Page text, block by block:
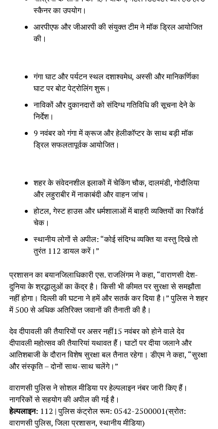
स्कैनर का उपयोग।
आरपीएफ और जीआरपी की संयुक्त टीम ने मॉक ड्रिल आयोजित
की।
गंगा घाट और पर्यटन स्थल दशाश्वमेध, अस्सी और मानिकर्णिका
घाट पर बोट पेट्रोलिंग शुरू।
नाविकों और दुकानदारों को संदिग्ध गतिविधि की सूचना देने के
निर्देश।
9 नवंबर को गंगा में क्रूज और हेलीकॉप्टर के साथ बड़ी मॉक
ड्रिल सफलतापूर्वक आयोजित।
शहर के संवेदनशील इलाकों में चेकिंग चौक, दालमंडी, गोदौलिया
और लहुराबीर में नाकाबंदी और वाहन जांच।
होटल, गेस्ट हाउस और धर्मशालाओं में बाहरी व्यक्तियों का रिकॉर्ड
चेक।
स्थानीय लोगों से अपील: “कोई संदिग्ध व्यक्ति या वस्तु दिखे तो
तुरंत 112 डायल करें।”
प्रशासन का बयानजिलाधिकारी एस. राजलिंगम ने कहा, “वाराणसी देश-
दुनिया के श्रद्धालुओं का केंद्र है। किसी भी कीमत पर सुरक्षा से समझौता
नहीं होगा। दिल्ली की घटना ने हमें और सतर्क कर दिया है।” पुलिस ने शहर
में 500 से अधिक अतिरिक्त जवानों की तैनाती की है।
देव दीपावली की तैयारियों पर असर नहीं15 नवंबर को होने वाले देव
दीपावली महोत्सव की तैयारियां यथावत हैं। घाटों पर दीया जलाने और
आतिशबाजी के दौरान विशेष सुरक्षा बल तैनात रहेगा। डीएम ने कहा, “सुरक्षा
और संस्कृति – दोनों साथ-साथ चलेंगे।”
वाराणसी पुलिस ने सोशल मीडिया पर हेल्पलाइन नंबर जारी किए हैं।
नागरिकों से सहयोग की अपील की गई है।
हेल्पलाइन: 112 | पुलिस कंट्रोल रूम: 0542-2500001(स्रोत:
वाराणसी पुलिस, जिला प्रशासन, स्थानीय मीडिया)